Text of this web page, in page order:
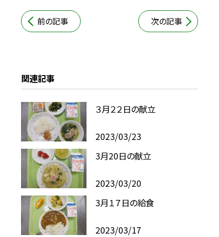
前の記事 次の記事
関連記事
３月２２日の献立
2023/03/23
3月20日の献立
2023/03/20
3月１７日の給食
2023/03/17